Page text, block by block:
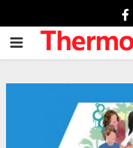
PRIMARY